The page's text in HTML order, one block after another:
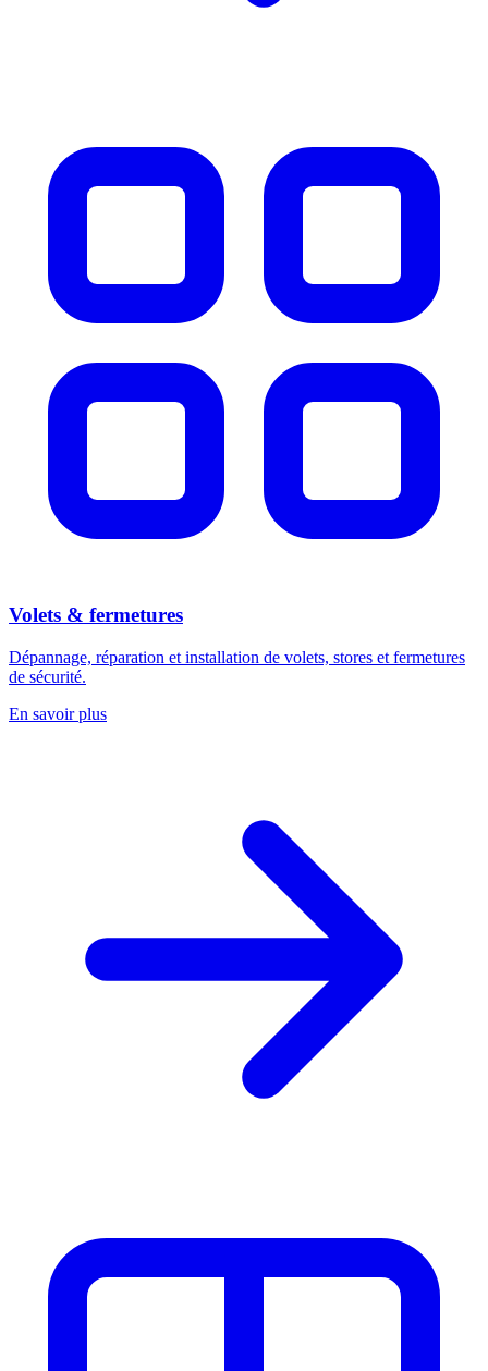
Volets & fermetures
Dépannage, réparation et installation de volets, stores et fermetures
de sécurité.
En savoir plus